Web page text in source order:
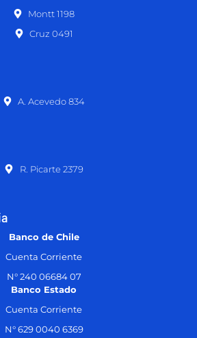
Montt 1198
Cruz 0491
A. Acevedo 834
R. Picarte 2379
Banco de Chile
Cuenta Corriente
N° 240 06684 07
Banco Estado
Cuenta Corriente
N° 629 0040 6369